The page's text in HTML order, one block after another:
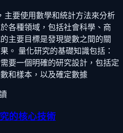
主要使用數學和統計方法來分析
各種領域，包括社會科學、商
主要目標是發現變數之間的關
。 量化研究的基礎知識包括：
要一個明確的研究設計，包括定
和樣本，以及確定數據
的核心技術